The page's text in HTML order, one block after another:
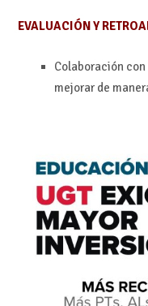
EVALUACIÓN Y
Colaboración
mejorar de